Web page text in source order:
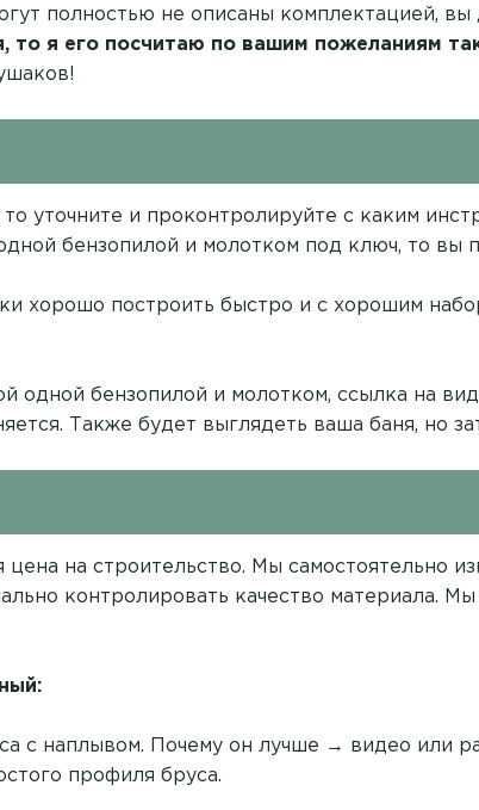
полностью не описаны комплектацией,
то я его посчитаю по вашим пожеланиям
уточните и проконтролируйте с каким
бензопилой и молотком под ключ, то вы
хорошо построить быстро и с хорошим
одной бензопилой и молотком, ссылка на
Также будет выглядеть ваша баня, но
на строительство. Мы самостоятельно
контролировать качество материала.
с наплывом. Почему он лучше → видео или
профиля бруса.